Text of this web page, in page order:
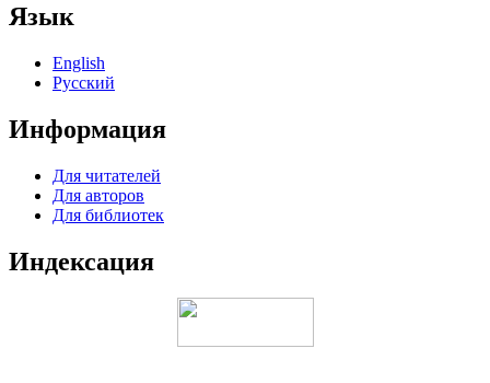
Язык
English
Русский
Информация
Для читателей
Для авторов
Для библиотек
Индексация